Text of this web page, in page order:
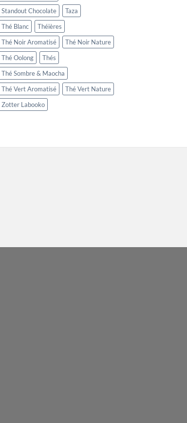
Standout Chocolate
Taza
Thé Blanc
Théières
Thé Noir Aromatisé
Thé Noir Nature
Thé Oolong
Thés
Thé Sombre & Maocha
Thé Vert Aromatisé
Thé Vert Nature
Zotter Labooko